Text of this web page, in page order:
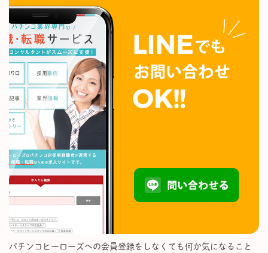
パチンコヒーローズへの会員登録をしなくても何か気になること